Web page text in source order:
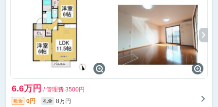
6.6万円 / 管理費 3500円
敷金 0円 礼金
8万円